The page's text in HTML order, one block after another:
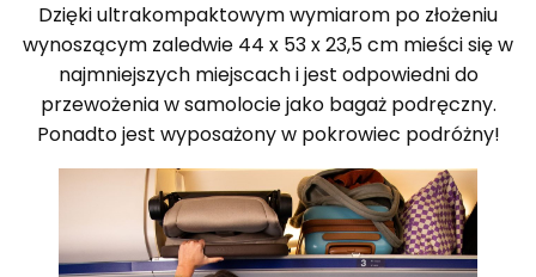
Dzięki ultrakompaktowym wymiarom po złożeniu
wynoszącym zaledwie 44 x 53 x 23,5 cm mieści się w
najmniejszych miejscach i jest odpowiedni do
przewożenia w samolocie jako bagaż podręczny.
Ponadto jest wyposażony w pokrowiec podróżny!